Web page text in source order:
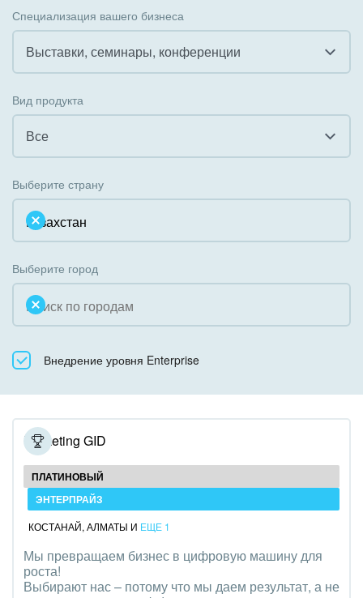
Внедрение КЭДО
Интеграция с 1С
Внедрение Бизнес-процессов
Системное администрирование
Интернет-магазин и CRM
Крупные корпоративные внедрения
Внедрение для медицины
Внедрение для гос.организаций
Внедрение онлайн-продаж
Внедрение онлайн-офиса / Интранета
Специализация вашего бизнеса
Выставки, семинары, конференции
Государственные организации
Коммунальные услуги, ЖКХ
Некоммерческие, религиозные организации,
Недвижимость, риэлтерские компании
Образование, наука
Общественно-политические организации
Охрана, безопасность
Промышленность
СМИ, издательства, справочники
Страхование
Строительство, ремонт и благоустройство
Транспорт, Авиация, автобизнес
Вид продукта
Все
Облачный Битрикс24
Коробочная версия
Выберите страну
Выберите город
Внедрение уровня Enterprise
Marketing GID
ПЛАТИНОВЫЙ
ЭНТЕРПРАЙЗ
КОСТАНАЙ, АЛМАТЫ И ЕЩЕ 1
Мы превращаем бизнес в цифровую машину для
роста!
Выбирают нас – потому что мы даем результат, а не